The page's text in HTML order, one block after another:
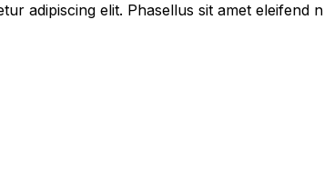
adipiscing elit. Phasellus sit amet eleifend